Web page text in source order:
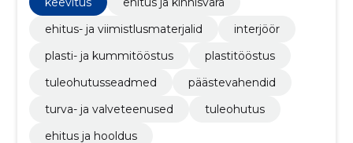
ehitus- ja viimistlusmaterjalid
interjöör
plasti- ja kummitööstus
plastitööstus
tuleohutusseadmed
päästevahendid
turva- ja valveteenused
tuleohutus
ehitus ja hooldus